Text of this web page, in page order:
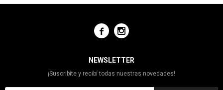
 
NEWSLETTER
¡Suscribite y recibí todas nuestras novedades!